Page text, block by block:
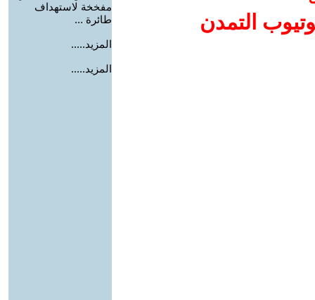
التمدن
مفخخة لاستهداف
طائرة ...
المزيد.....
المزيد.....